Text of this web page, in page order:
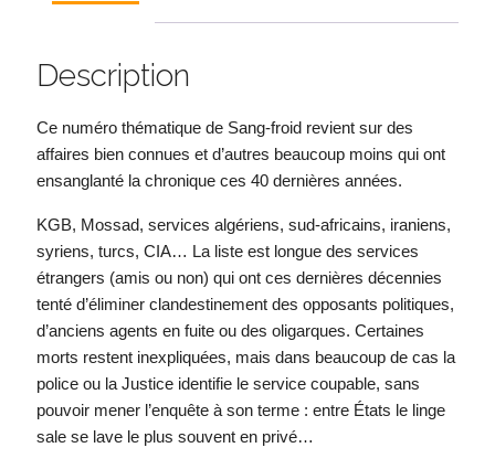
Description
Ce numéro thématique de Sang-froid revient sur des
affaires bien connues et d’autres beaucoup moins qui ont
ensanglanté la chronique ces 40 dernières années.
KGB, Mossad, services algériens, sud-africains, iraniens,
syriens, turcs, CIA… La liste est longue des services
étrangers (amis ou non) qui ont ces dernières décennies
tenté d’éliminer clandestinement des opposants politiques,
d’anciens agents en fuite ou des oligarques. Certaines
morts restent inexpliquées, mais dans beaucoup de cas la
police ou la Justice identifie le service coupable, sans
pouvoir mener l’enquête à son terme : entre États le linge
sale se lave le plus souvent en privé…